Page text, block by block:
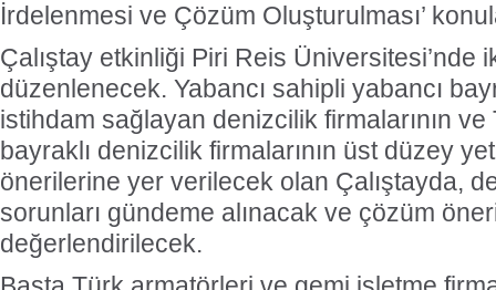
İrdelenmesi ve Çözüm Oluşturulması’
Çalıştay etkinliği Piri Reis Üniversitesi’nde
düzenlenecek. Yabancı sahipli yabancı
istihdam sağlayan denizcilik firmalarının
bayraklı denizcilik firmalarının üst düzey
önerilerine yer verilecek olan Çalıştayda,
sorunları gündeme alınacak ve çözüm
değerlendirilecek.